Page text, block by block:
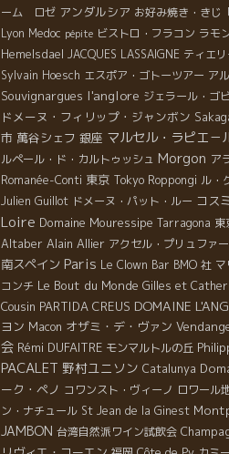
ーム ロゼ アンダルシア お好み焼き・きじ
Lyon Medoc pépite ビストロ・フラコン ラモ
Hemelsdael JACQUES LASSAIGNE ティエ
Sylvain Hoesch エスポア・ゴトーツアー ア
Souvignargues l'anglore ジェラール・ゴ
ドメーヌ・フィリップ・ジャンボン
市 萬谷シェフ 銀座 マルセル・ラピエ－
ルペール・ド・カルトゥッシュ Morgon ア
Romanée-Conti 東京 Tokyo Roppongi ル・
Julien Guillot ドメーヌ・パット・ルー コス
Loire Domaine Mouressipe Tarragona 東
Altaber Alain Allier アクセル・プリュファー
南スペイン Paris Le Clown Bar BMO 社
コンチ Le Bout du Monde Gilles et
Cousin PARTIDA CREUS DOMAINE
ヨン Macon オザミ・デ・ヴァン
会 Rémi DUFAITRE モンマルトルの丘
PACALET 野村ユニソン Catalunya
ーク・ペノ コワンスト・ヴィーノ ロワール
ン・ナチュール St Jean de la Ginest
JAMBON 台湾自然派ワイン試飲会